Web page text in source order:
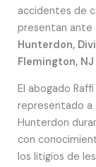
accidentes de
presentan ante
Hunterdon,
Flemington,
El abogado
representado
Hunterdon
con
los litigios de